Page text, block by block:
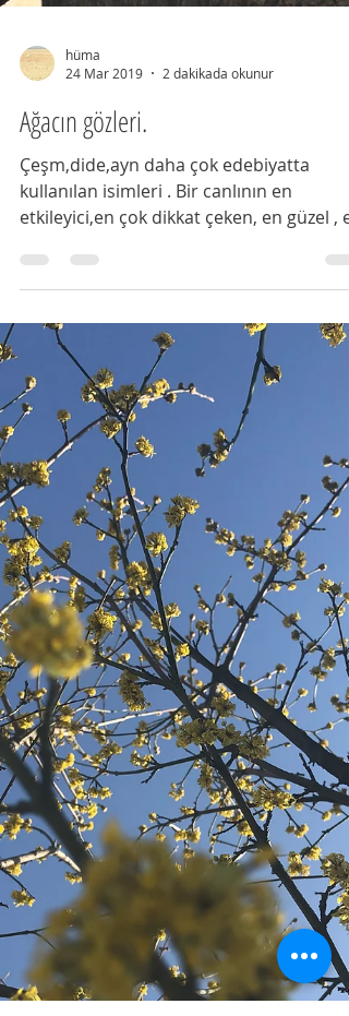
hüma
24 Mar 2019
2 dakikada okunur
Ağacın gözleri.
Çeşm,dide,ayn daha çok edebiyatta
kullanılan isimleri . Bir canlının en
etkileyici,en çok dikkat çeken, en güzel ,
zayıf, en renkli...